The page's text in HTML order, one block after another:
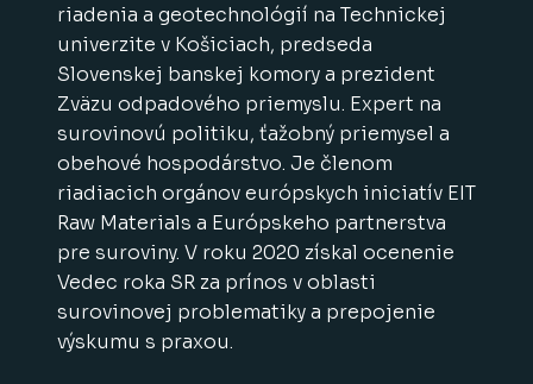
riadenia a geotechnológií na Technickej
univerzite v Košiciach, predseda
Slovenskej banskej komory a prezident
Zväzu odpadového priemyslu. Expert na
surovinovú politiku, ťažobný priemysel a
obehové hospodárstvo. Je členom
riadiacich orgánov európskych iniciatív EIT
Raw Materials a Európskeho partnerstva
pre suroviny. V roku 2020 získal ocenenie
Vedec roka SR za prínos v oblasti
surovinovej problematiky a prepojenie
výskumu s praxou.